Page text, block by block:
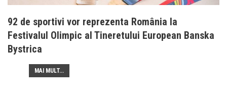
92 de sportivi vor reprezenta România la
Festivalul Olimpic al Tineretului European Banska
Bystrica
MAI MULT...